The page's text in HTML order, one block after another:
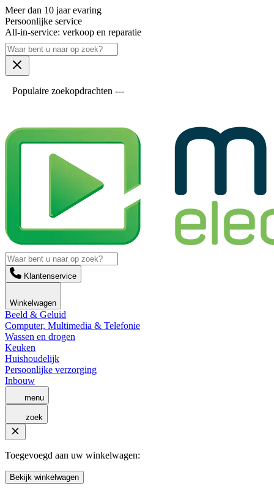
Meer dan 10 jaar evaring
Persoonlijke service
All-in-service: verkoop en reparatie
Populaire zoekopdrachten ---
Klantenservice
Winkelwagen
Beeld & Geluid
Computer, Multimedia & Telefonie
Wassen en drogen
Keuken
Huishoudelijk
Persoonlijke verzorging
Inbouw
menu
zoek
Toegevoegd aan uw winkelwagen:
Bekijk winkelwagen